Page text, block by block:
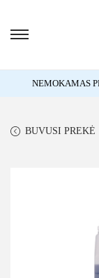
NEMOKAMAS
BUVUSI PREKĖ